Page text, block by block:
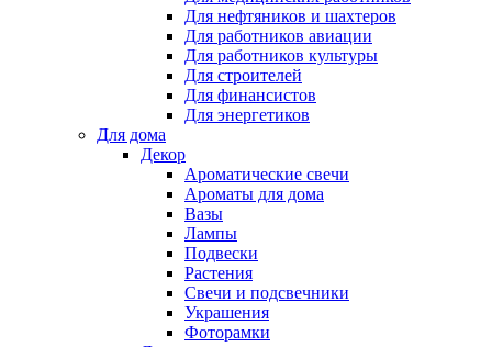
Для нефтяников и шахтеров
Для работников авиации
Для работников культуры
Для строителей
Для финансистов
Для энергетиков
Для дома
Декор
Ароматические свечи
Ароматы для дома
Вазы
Лампы
Подвески
Растения
Свечи и подсвечники
Украшения
Фоторамки